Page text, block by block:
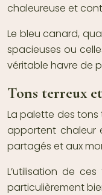
chaleureuse et
Le bleu canard,
spacieuses ou
véritable havre de
Tons terreux
La palette des tons
apportent chaleur
partagés et aux
L’utilisation de
particulièrement